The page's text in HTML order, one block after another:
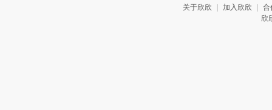
关于欣欣 加入欣欣
合
欣